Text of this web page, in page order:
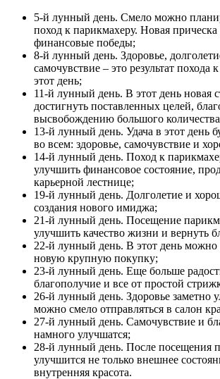
5-й лунный день. Смело можно
поход к парикмахеру. Новая
финансовые победы;
8-й лунный день. Здоровье,
самочувствие – это результат похода
этот день;
11-й лунный день. В этот день новая
достигнуть поставленных целей,
высвобождению большого
13-й лунный день. Удача в этот день
во всем: здоровье, самочувствие и
14-й лунный день. Поход к
улучшить финансовое состояние,
карьерной лестнице;
19-й лунный день. Долголетие и
создания нового имиджа;
21-й лунный день. Посещение
улучшить качество жизни и вернуть
22-й лунный день. В этот день можно
новую крупную покупку;
23-й лунный день. Еще больше
благополучие и все от простой
26-й лунный день. Здоровье заметно
можно смело отправляться в салон
27-й лунный день. Самочувствие и
намного улучшатся;
28-й лунный день. После посещения
улучшится не только внешнее
внутренняя красота.